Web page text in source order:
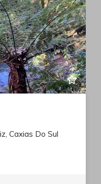
Caxias Do Sul